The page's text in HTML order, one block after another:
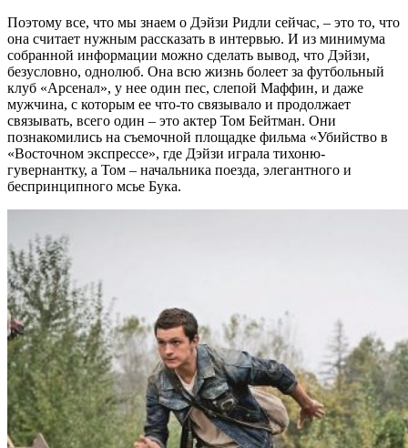
Поэтому все, что мы знаем о Дэйзи Ридли сейчас, – это то, что
она считает нужным рассказать в интервью. И из минимума
собранной информации можно сделать вывод, что Дэйзи,
безусловно, однолюб. Она всю жизнь болеет за футбольный
клуб «Арсенал», у нее один пес, слепой Маффин, и даже
мужчина, с которым ее что-то связывало и продолжает
связывать, всего один – это актер Том Бейтман. Они
познакомились на съемочной площадке фильма «Убийство в
«Восточном экспрессе», где Дэйзи играла тихоню-
гувернантку, а Том – начальника поезда, элегантного и
беспринципного мсье Бука.